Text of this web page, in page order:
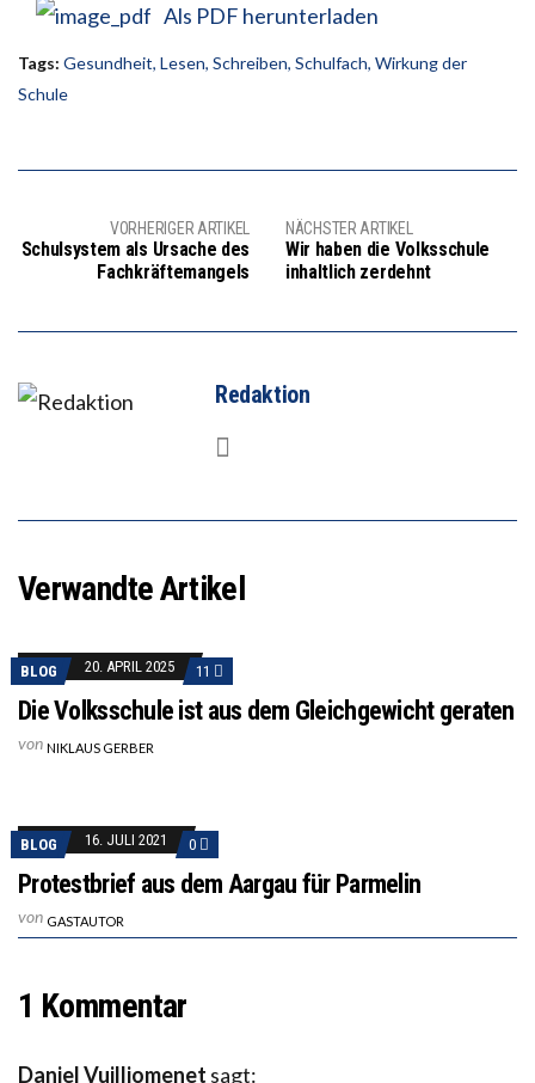
Als PDF herunterladen
Tags: Gesundheit, Lesen, Schreiben, Schulfach, Wirkung der
Schule
VORHERIGER ARTIKEL
Schulsystem als Ursache des
Fachkräftemangels
NÄCHSTER ARTIKEL
Wir haben die Volksschule
inhaltlich zerdehnt
Redaktion
Verwandte Artikel
BLOG 20. APRIL 2025 11
Die Volksschule ist aus dem Gleichgewicht geraten
von NIKLAUS GERBER
BLOG 16. JULI 2021 0
Protestbrief aus dem Aargau für Parmelin
von GASTAUTOR
1 Kommentar
Daniel Vuilliomenet sagt: